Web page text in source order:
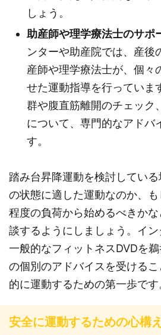
しょう。
助産師や理学療法士のサポ
ンターや助産院では、産後
産師や理学療法士が、個々
せた運動指導を行っていま
群や腹直筋離開のチェック
について、専門的なアドバ
す。
踏み台昇降運動を検討してい
の状態に適した運動なのか、
程度の負荷から始めるべきか
談するようにしましょう。イ
一般的なフィットネスDVDを
の個別のアドバイスを受ける
的に運動するための第一歩です
安全に運動するための心構え